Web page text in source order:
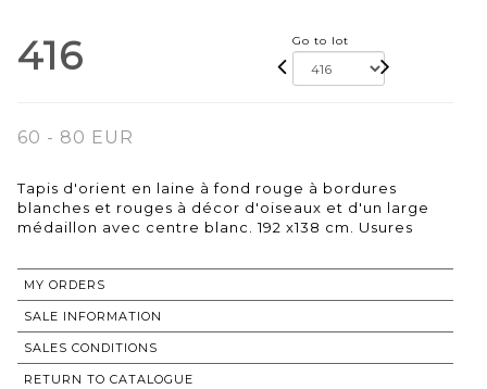
416 Go to lot
60 - 80 EUR
Tapis d'orient en laine à fond rouge à bordures
blanches et rouges à décor d'oiseaux et d'un large
médaillon avec centre blanc. 192 x138 cm. Usures
MY ORDERS
SALE INFORMATION
SALES CONDITIONS
RETURN TO CATALOGUE